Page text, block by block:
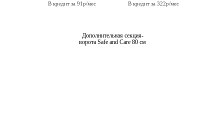
В кредит за 91р/мес В кредит за 322р/мес
Дополнительная секция-
ворота Safe and Care 80 см